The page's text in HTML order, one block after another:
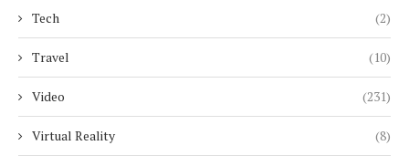
Tech (2)
Travel (10)
Video (231)
Virtual Reality (8)